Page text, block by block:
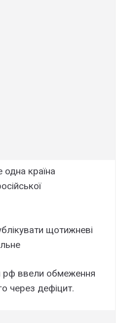
країна
щотижневі
рф ввели обмеження
через дефіцит.